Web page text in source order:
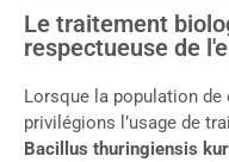
Le traitement
respectueuse de
Lorsque la population
privilégions l’usage de
Bacillus thuringiensis